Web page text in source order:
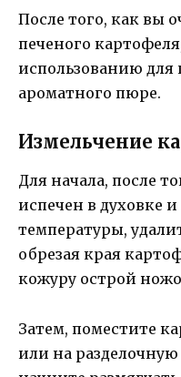
После того, как вы
печеного
использованию для
ароматного пюре.
Измельчение
Для начала, после
испечен в духовке
температуры,
обрезая края
кожуру острой
Затем, поместите
или на